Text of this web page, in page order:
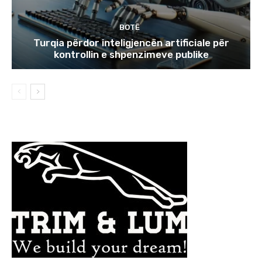
BOTË
Turqia përdor inteligjencën artificiale për
kontrollin e shpenzimeve publike